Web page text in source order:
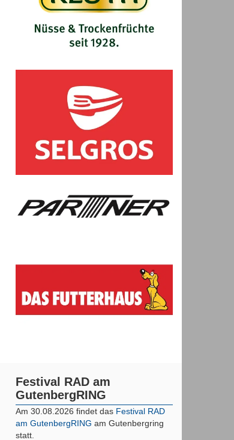
Festival RAD am
GutenbergRING
Am 30.08.2026 findet das Festival RAD
am GutenbergRING am Gutenbergring
statt.